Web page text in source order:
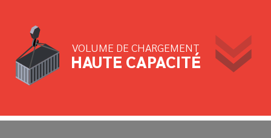
VOLUME DE CHARGEMENT
HAUTE CAPACITÉ